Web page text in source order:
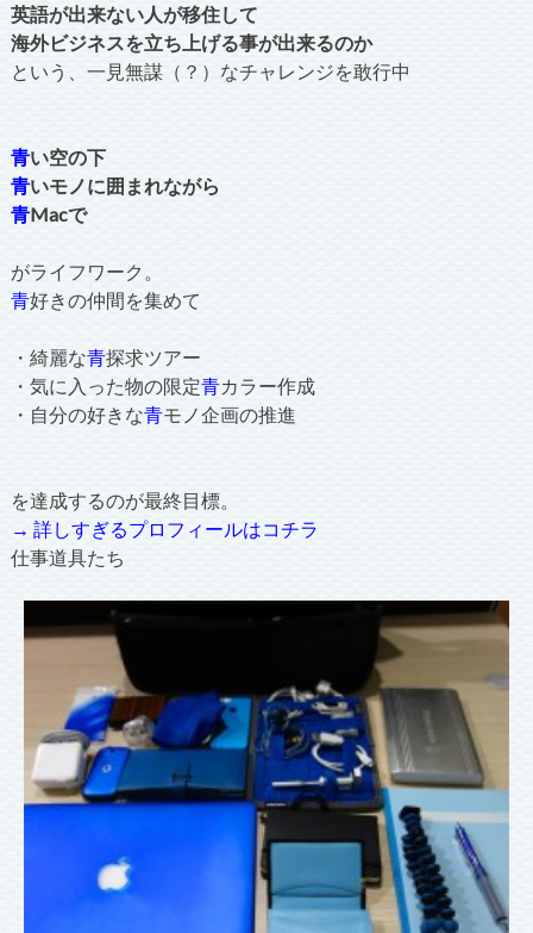
英語が出来ない人が移住して
海外ビジネスを立ち上げる事が出来るのか
という、一見無謀（？）なチャレンジを敢行中
青い空の下
青いモノに囲まれながら
青Macで
がライフワーク。
青好きの仲間を集めて
・綺麗な青探求ツアー
・気に入った物の限定青カラー作成
・自分の好きな青モノ企画の推進
を達成するのが最終目標。
→ 詳しすぎるプロフィールはコチラ
仕事道具たち